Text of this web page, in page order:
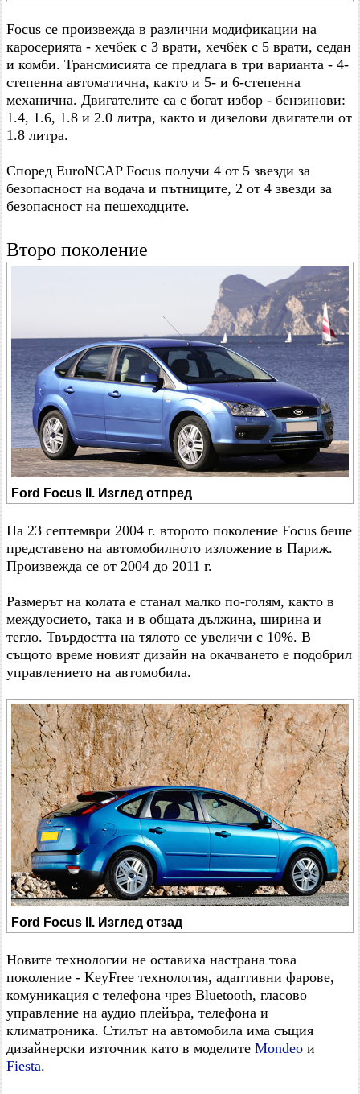
Focus се произвежда в различни модификации на
каросерията - хечбек с 3 врати, хечбек с 5 врати, седан
и комби. Трансмисията се предлага в три варианта - 4-
степенна автоматична, както и 5- и 6-степенна
механична. Двигателите са с богат избор - бензинови:
1.4, 1.6, 1.8 и 2.0 литра, както и дизелови двигатели от
1.8 литра.
Според EuroNCAP Focus получи 4 от 5 звезди за
безопасност на водача и пътниците, 2 от 4 звезди за
безопасност на пешеходците.
Второ поколение
Ford Focus II. Изглед отпред
На 23 септември 2004 г. второто поколение Focus беше
представено на автомобилното изложение в Париж.
Произвежда се от 2004 до 2011 г.
Размерът на колата е станал малко по-голям, както в
междуосието, така и в общата дължина, ширина и
тегло. Твърдостта на тялото се увеличи с 10%. В
същото време новият дизайн на окачването е подобрил
управлението на автомобила.
Ford Focus II. Изглед отзад
Новите технологии не оставиха настрана това
поколение - KeyFree технология, адаптивни фарове,
комуникация с телефона чрез Bluetooth, гласово
управление на аудио плейъра, телефона и
климатроника. Стилът на автомобила има същия
дизайнерски източник като в моделите Mondeo и
Fiesta.